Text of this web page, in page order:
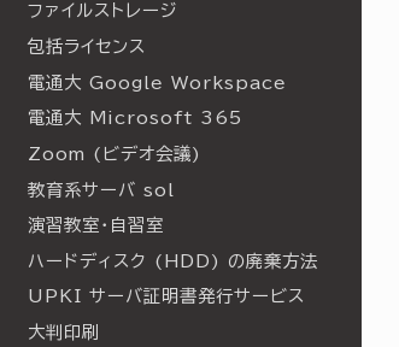
ファイルストレージ
包括ライセンス
電通大 Google Workspace
電通大 Microsoft 365
Zoom (ビデオ会議)
教育系サーバ sol
演習教室・自習室
ハードディスク (HDD) の廃棄方法
UPKI サーバ証明書発行サービス
大判印刷